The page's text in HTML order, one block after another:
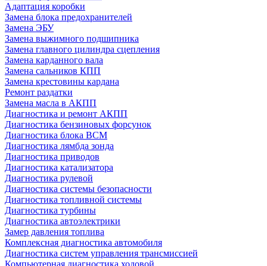
Адаптация коробки
Замена блока предохранителей
Замена ЭБУ
Замена выжимного подшипника
Замена главного цилиндра сцепления
Замена карданного вала
Замена сальников КПП
Замена крестовины кардана
Ремонт раздатки
Замена масла в АКПП
Диагностика и ремонт АКПП
Диагностика бензиновых форсунок
Диагностика блока BCM
Диагностика лямбда зонда
Диагностика приводов
Диагностика катализатора
Диагностика рулевой
Диагностика системы безопасности
Диагностика топливной системы
Диагностика турбины
Диагностика автоэлектрики
Замер давления топлива
Комплексная диагностика автомобиля
Диагностика систем управления трансмиссией
Компьютерная диагностика ходовой